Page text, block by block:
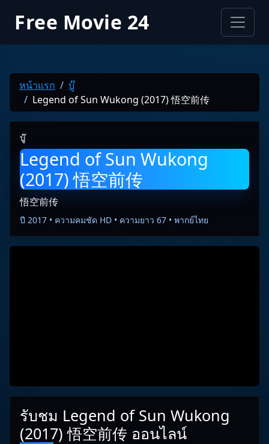
Free Movie 24
หน้าแรก
บู๊
Legend of Sun Wukong (2017) 悟空前传
บู๊
Legend of Sun Wukong
(2017) 悟空前传
悟空前传
ปี 2017 • ความคมชัด HD • ความยาว 67 • พากย์ไทย
รับชม Legend of Sun Wukong
(2017) 悟空前传 ออนไลน์